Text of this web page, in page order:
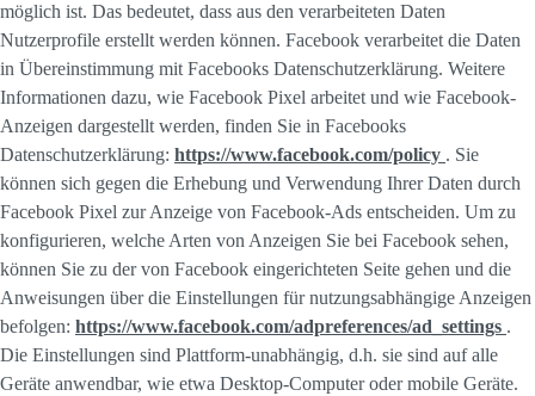
möglich ist. Das bedeutet, dass aus den verarbeiteten Daten
Nutzerprofile erstellt werden können. Facebook verarbeitet die Daten
in Übereinstimmung mit Facebooks Datenschutzerklärung. Weitere
Informationen dazu, wie Facebook Pixel arbeitet und wie Facebook-
Anzeigen dargestellt werden, finden Sie in Facebooks
Datenschutzerklärung: https://www.facebook.com/policy . Sie
können sich gegen die Erhebung und Verwendung Ihrer Daten durch
Facebook Pixel zur Anzeige von Facebook-Ads entscheiden. Um zu
konfigurieren, welche Arten von Anzeigen Sie bei Facebook sehen,
können Sie zu der von Facebook eingerichteten Seite gehen und die
Anweisungen über die Einstellungen für nutzungsabhängige Anzeigen
befolgen: https://www.facebook.com/adpreferences/ad_settings .
Die Einstellungen sind Plattform-unabhängig, d.h. sie sind auf alle
Geräte anwendbar, wie etwa Desktop-Computer oder mobile Geräte.